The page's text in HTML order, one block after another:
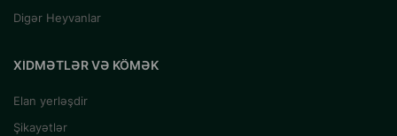
Digər Heyvanlar
XIDMƏTLƏR VƏ KÖMƏK
Elan yerləşdir
Şikayətlər